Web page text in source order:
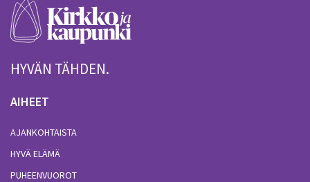
HYVÄN TÄHDEN.
AIHEET
AJANKOHTAISTA
HYVÄ ELÄMÄ
PUHEENVUOROT